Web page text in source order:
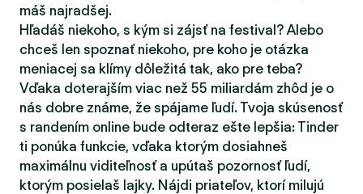
máš najradšej.
Hľadáš niekoho, s kým si zájsť na festival? Alebo
chceš len spoznať niekoho, pre koho je otázka
meniacej sa klímy dôležitá tak, ako pre teba?
Vďaka doterajším viac než 55 miliardám zhôd je o
nás dobre známe, že spájame ľudí. Tvoja skúsenosť
s randením online bude odteraz ešte lepšia: Tinder
ti ponúka funkcie, vďaka ktorým dosiahneš
maximálnu viditeľnosť a upútaš pozornosť ľudí,
ktorým posielaš lajky. Nájdi priateľov, ktorí milujú